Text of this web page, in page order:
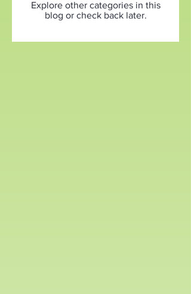
Explore other categories in this
blog or check back later.